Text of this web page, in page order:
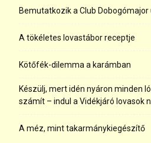
Bemutatkozik a Club
A tökéletes lovastábor receptje
Kötőfék-dilemma a karámban
Készülj, mert idén nyáron minden
számít – indul a Vidékjáró lovasok
A méz, mint takarmánykiegészítő